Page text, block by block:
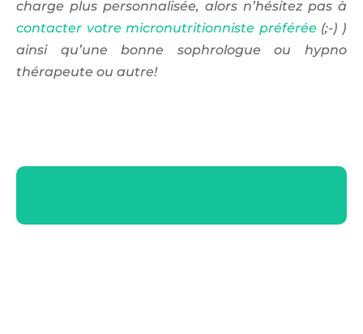
charge plus personnalisée, alors n’hésitez pas à
contacter votre micronutritionniste préférée(;-) )
ainsi qu’une bonne sophrologue ou hypno
thérapeute ou autre!